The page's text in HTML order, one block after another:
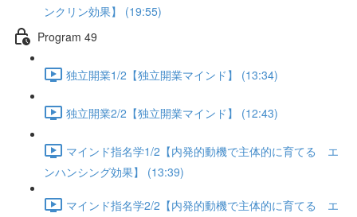
ンクリン効果】 (19:55)
Program 49
独立開業1/2【独立開業マインド】 (13:34)
独立開業2/2【独立開業マインド】 (12:43)
マインド指名学1/2【内発的動機で主体的に育てる エ
ンハンシング効果】 (13:39)
マインド指名学2/2【内発的動機で主体的に育てる エ